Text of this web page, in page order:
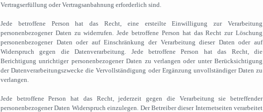
Vertragserfüllung oder Vertragsanbahnung erforderlich sind.
Jede betroffene Person hat das Recht, eine ersteilte Einwilligung zur Verarbeitung
personenbezogener Daten zu widerrufen. Jede betroffene Person hat das Recht zur Löschung
personenbezogener Daten oder auf Einschränkung der Verarbeitung dieser Daten oder auf
Widerspruch gegen die Datenverarbeitung. Jede betroffene Person hat das Recht, die
Berichtigung unrichtiger personenbezogener Daten zu verlangen oder unter Berücksichtigung
der Datenverarbeitungszwecke die Vervollständigung oder Ergänzung unvollständiger Daten zu
verlangen.
Jede betroffene Person hat das Recht, jederzeit gegen die Verarbeitung sie betreffender
personenbezogener Daten Widerspruch einzulegen. Der Betreiber dieser Internetseiten verarbeitet